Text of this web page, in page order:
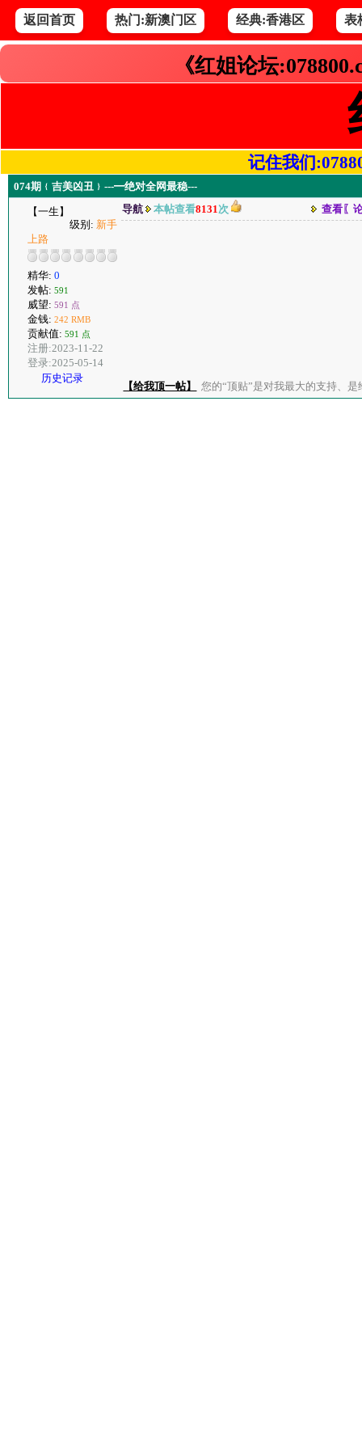
返回首页 热门:新澳门区 经典:香港区 表
《红姐论坛
记住我们
074期﹛吉美凶丑﹜---━绝对全网最稳---
【一生】
级别: 新手
上路
精华: 0
发帖: 591
威望: 591 点
金钱: 242 RMB
贡献值: 591 点
注册:2023-11-22
登录:2025-05-14
历史记录
导航 本帖查看8131次 查看〖
【给我顶一帖】 您的“顶贴”是对我最大的支持、